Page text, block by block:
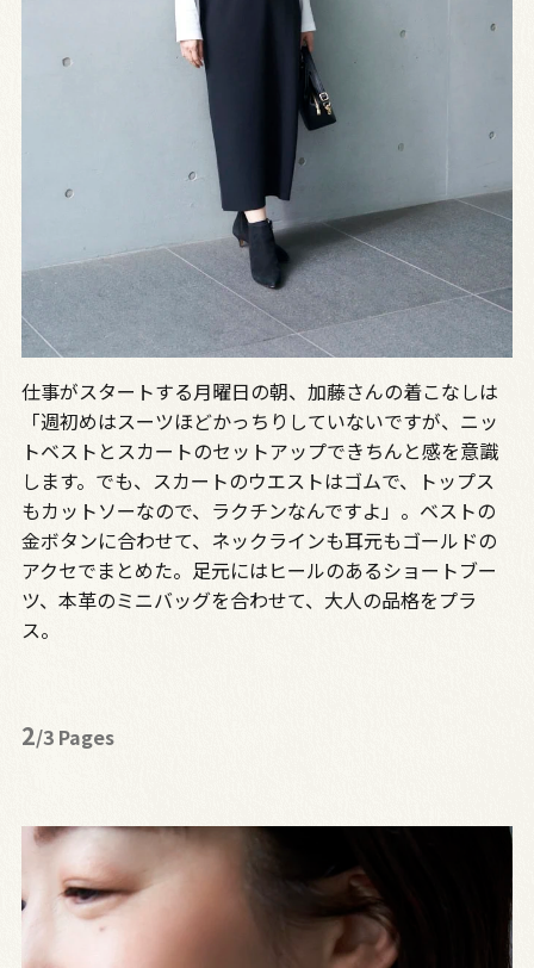
仕事がスタートする月曜日の朝、加藤さんの着こなしは
「週初めはスーツほどかっちりしていないですが、ニッ
トベストとスカートのセットアップできちんと感を意識
します。でも、スカートのウエストはゴムで、トップス
もカットソーなので、ラクチンなんですよ」。ベストの
金ボタンに合わせて、ネックラインも耳元もゴールドの
アクセでまとめた。足元にはヒールのあるショートブー
ツ、本革のミニバッグを合わせて、大人の品格をプラ
ス。
2/3 Pages